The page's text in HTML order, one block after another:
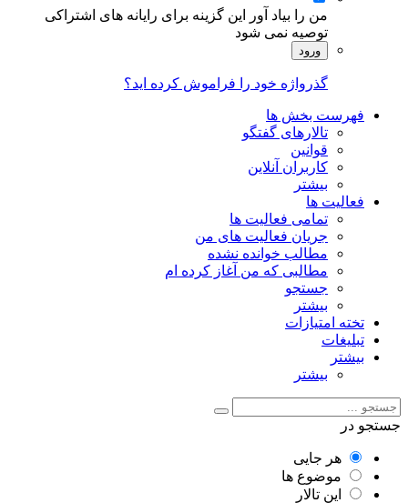
من را بیاد آور
این گزینه برای رایانه های اشتراکی
توصیه نمی شود
ورود
گذرواژه خود را فراموش کرده اید؟
فهرست بخش ها
تالارهای گفتگو
قوانین
کاربران آنلاین
بیشتر
فعالیت ها
تمامی فعالیت ها
جریان فعالیت های من
مطالب خوانده نشده
مطالبی که من آغاز کرده ام
جستجو
بیشتر
تخته امتیازات
تبلیغات
بیشتر
بیشتر
جستجو در
هر جایی
موضوع ها
این تالار